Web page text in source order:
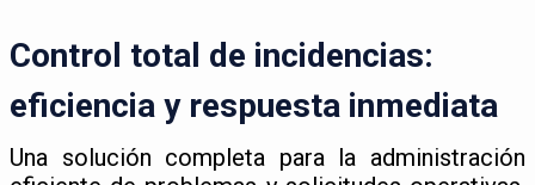
Control total de incidencias:
eficiencia y respuesta inmediata
Una solución completa para la administración